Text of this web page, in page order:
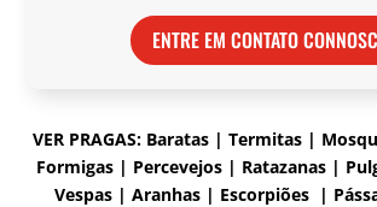
ENTRE EM CONTATO
VER PRAGAS: Baratas | Termitas |
Formigas | Percevejos | Ratazanas |
Vespas | Aranhas | Escorpiões |